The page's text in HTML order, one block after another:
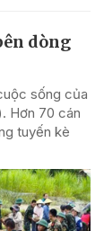
dòng
sống của
Hơn 70 cán
tuyến kè